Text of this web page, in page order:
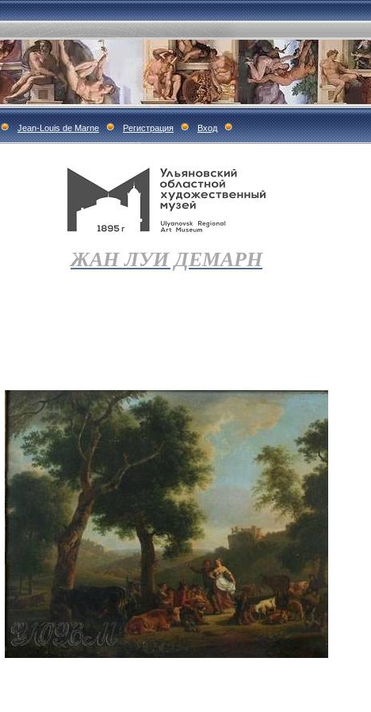
Jean-Louis de Marne Регистрация Вход
ЖАН ЛУИ ДЕМАРН